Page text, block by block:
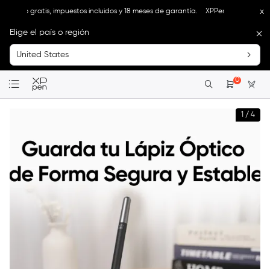
gratis, impuestos incluidos y 18 meses de garantía. XPPen México | Tienda x
Elige el país o región
United States
0
1 / 4